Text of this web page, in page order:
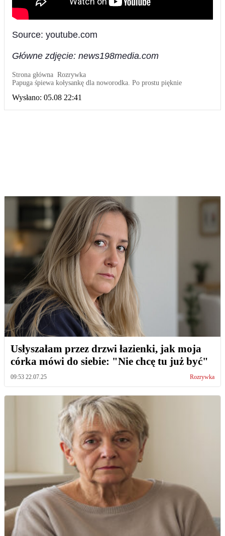
Source: youtube.com
Główne zdjęcie: news198media.com
Strona główna Rozrywka
Papuga śpiewa kołysankę dla noworodka. Po prostu pięknie
Wysłano: 05.08 22:41
Usłyszałam przez drzwi łazienki, jak moja
córka mówi do siebie: "Nie chcę tu już być"
09:53 22.07.25 Rozrywka